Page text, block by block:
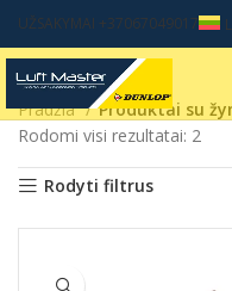
UŽSAKYMAI +37067049017
Pradžia
Produktai su
Rodomi visi rezultatai: 2
Rodyti filtrus